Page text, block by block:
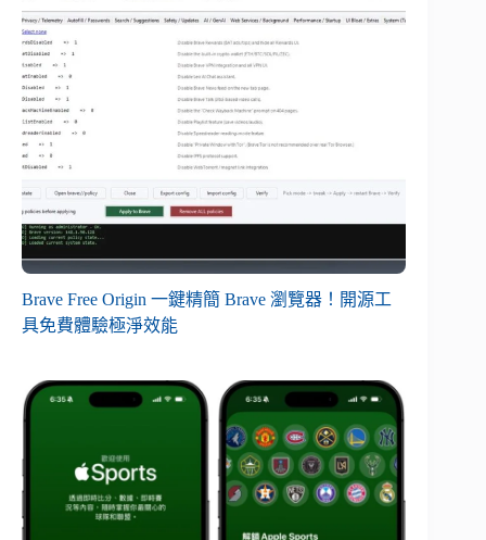
Brave Free Origin 一鍵精簡 Brave 瀏覽器！開源工
具免費體驗極淨效能